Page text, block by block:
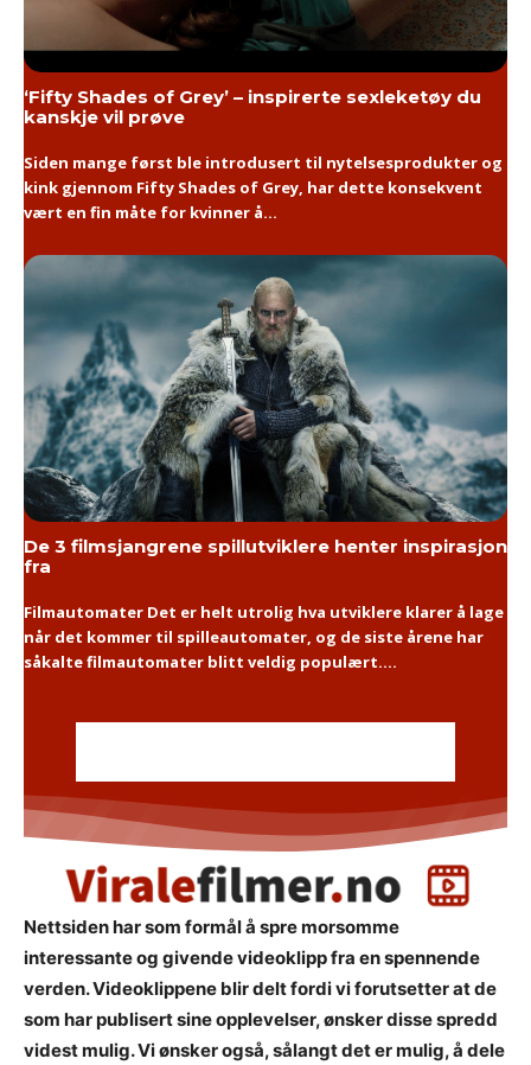
‘Fifty Shades of Grey’ – inspirerte sexleketøy du
kanskje vil prøve
Siden mange først ble introdusert til nytelsesprodukter og
kink gjennom Fifty Shades of Grey, har dette konsekvent
vært en fin måte for kvinner å...
De 3 filmsjangrene spillutviklere henter inspirasjon
fra
Filmautomater Det er helt utrolig hva utviklere klarer å lage
når det kommer til spilleautomater, og de siste årene har
såkalte filmautomater blitt veldig populært....
Nettsiden har som formål å spre morsomme
interessante og givende videoklipp fra en spennende
verden. Videoklippene blir delt fordi vi forutsetter at de
som har publisert sine opplevelser, ønsker disse spredd
videst mulig. Vi ønsker også, sålangt det er mulig, å dele